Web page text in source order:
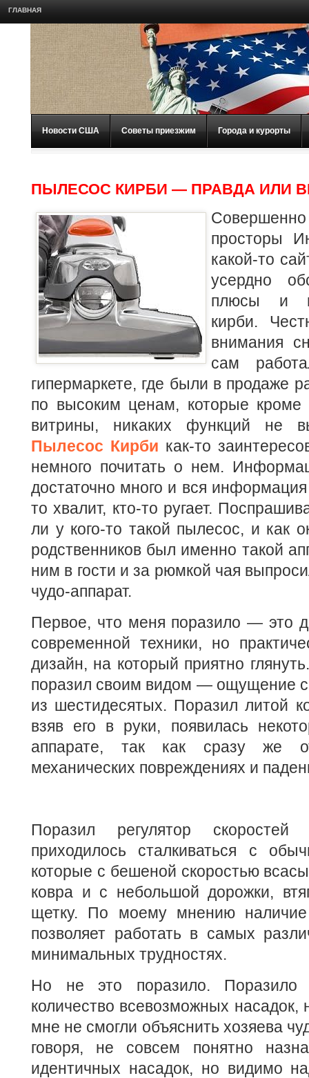
ГЛАВНАЯ
Новости США Советы приезжим Города и курорты
ПЫЛЕСОС КИРБИ — ПРАВДА ИЛИ
просторы
какой-то
усердно
плюсы и
кирби.
внимания
сам
гипермаркете, где были в продаже
по высоким ценам, которые кроме
витрины, никаких функций не
Пылесос Кирби как-то
немного почитать о нем.
достаточно много и вся
то хвалит, кто-то ругает.
ли у кого-то такой пылесос, и как
родственников был именно такой
ним в гости и за рюмкой чая
чудо-аппарат.
Первое, что меня поразило — это
современной техники, но
дизайн, на который приятно
поразил своим видом — ощущение
из шестидесятых. Поразил литой
взяв его в руки, появилась
аппарате, так как сразу же
механических повреждениях и
Поразил регулятор
приходилось сталкиваться с
которые с бешеной скоростью
ковра и с небольшой дорожки,
щетку. По моему мнению наличие
позволяет работать в самых
минимальных трудностях.
Но не это поразило. Поразило
количество всевозможных насадок,
мне не смогли объяснить хозяева
говоря, не совсем понятно
идентичных насадок, но видимо